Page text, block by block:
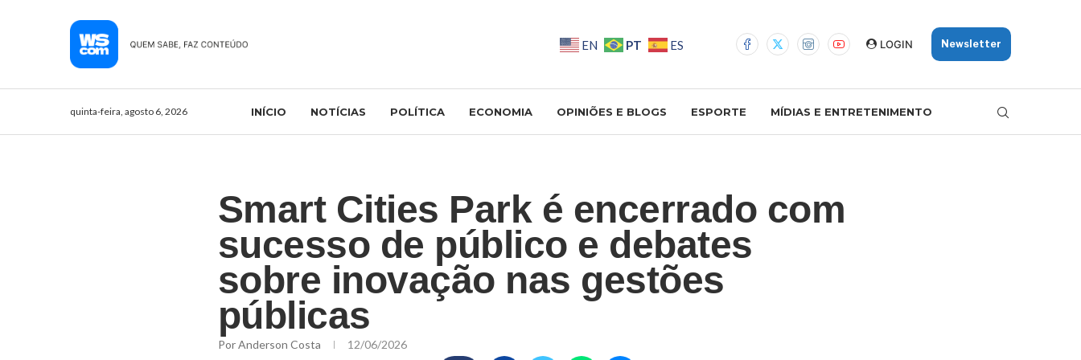
EN PT ES LOGIN Newsletter
quinta-feira, agosto 6, 2026 INÍCIO NOTÍCIAS POLÍTICA ECONOMIA OPINIÕES E BLOGS ESPORTE MÍDIAS E ENTRETENIMENTO
Smart Cities Park é encerrado com
sucesso de público e debates
sobre inovação nas gestões
públicas
PorAnderson Costa 12/06/2026